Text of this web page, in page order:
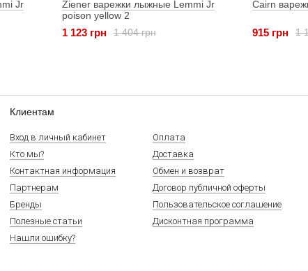
Jr
Ziener варежки лыжные Lemmi Jr
poison yellow 2
1 404 грн
1 123 грн
Cairn
1
915 грн
Клиентам
Вход в личный кабинет
Кто мы?
Контактная информация
Партнерам
Бренды
Полезные статьи
Нашли ошибку?
Оплата
Доставка
Обмен и возврат
Договор публичной оферты
Пользовательское соглашение
Дисконтная программа